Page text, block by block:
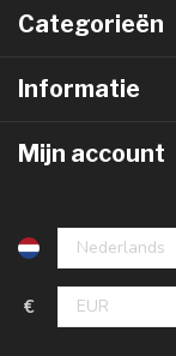
Categorieën
Informatie
Mijn account
€